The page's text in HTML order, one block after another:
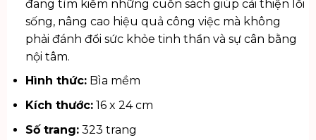
đang tìm kiếm những cuốn sách giúp cải thiện lối
sống, nâng cao hiệu quả công việc mà không
phải đánh đổi sức khỏe tinh thần và sự cân bằng
nội tâm.
Hình thức:Bìa mềm
Kích thước:16 x 24 cm
Số trang:323 trang